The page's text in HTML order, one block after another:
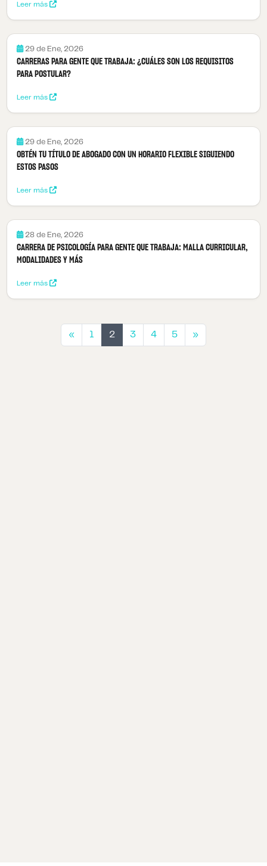
Leer más
29 de Ene, 2026
CARRERAS PARA GENTE QUE TRABAJA: ¿CUÁLES SON LOS REQUISITOS
PARA POSTULAR?
Leer más
29 de Ene, 2026
OBTÉN TU TÍTULO DE ABOGADO CON UN HORARIO FLEXIBLE SIGUIENDO
ESTOS PASOS
Leer más
28 de Ene, 2026
CARRERA DE PSICOLOGÍA PARA GENTE QUE TRABAJA: MALLA CURRICULAR,
MODALIDADES Y MÁS
Leer más
«Anterior2 3 4 5 »Siguiente